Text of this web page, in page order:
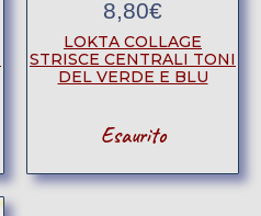
8,80€
LOKTA COLLAGE
STRISCE CENTRALI TONI
DEL VERDE E BLU
Esaurito